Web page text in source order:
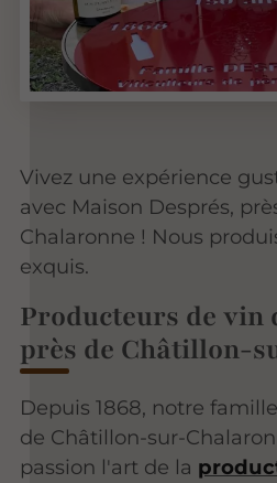
Vivez une expérience
avec Maison Després,
Chalaronne ! Nous
exquis.
Producteurs de vin
près de Châtillon-
Depuis 1868, notre
de Châtillon-sur-
passion l'art de la